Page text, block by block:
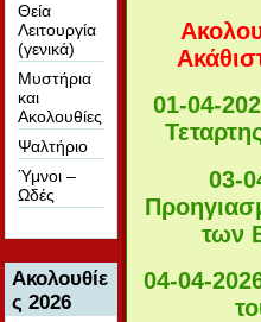
Θεία
Λειτουργία
(γενικά)
Μυστήρια
και
Ακολουθίες
Ψαλτήριο
Ύμνοι –
Ωδές
Ακολουθίε
ς 2026
01-04-
03-
των
04-04-